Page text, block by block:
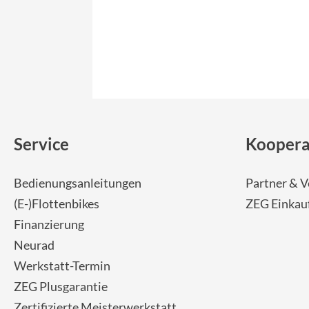
Service
Bedienungsanleitungen
(E-)Flottenbikes
Finanzierung
Neurad
Werkstatt-Termin
ZEG Plusgarantie
Partner &
ZEG